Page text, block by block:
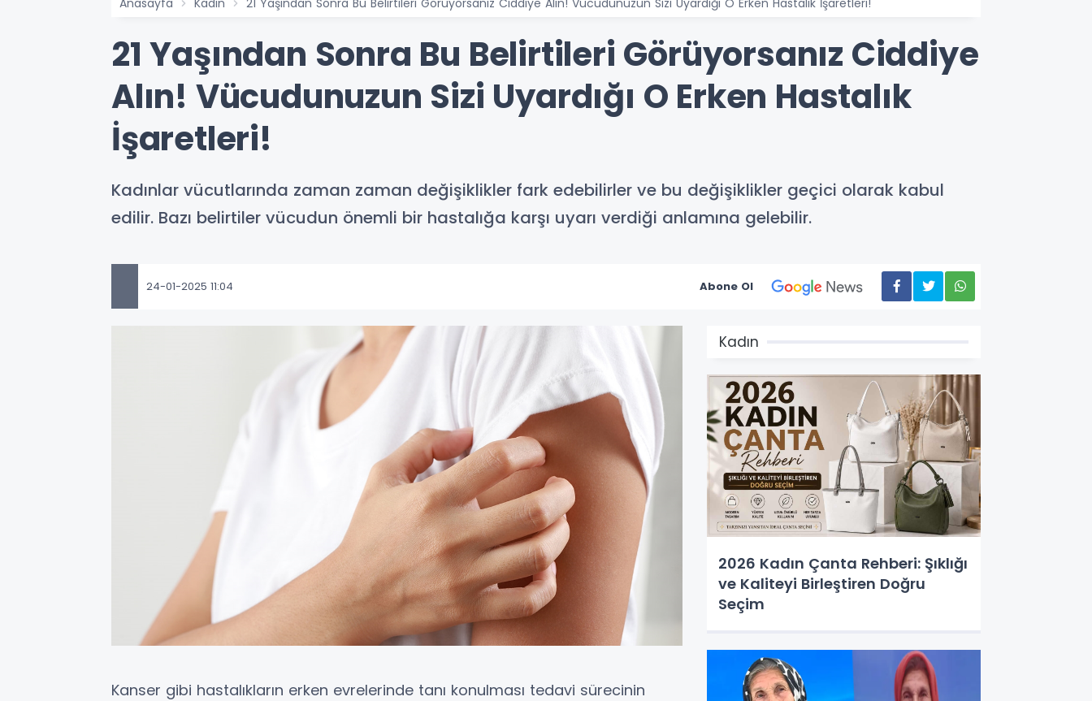
Anasayfa Kadın 21 Yaşından Sonra Bu Belirtileri Görüyorsanız Ciddiye Alın! Vücudunuzun Sizi Uyardığı O Erken Hastalık İşaretleri!
21 Yaşından Sonra Bu Belirtileri Görüyorsanız Ciddiye
Alın! Vücudunuzun Sizi Uyardığı O Erken Hastalık
İşaretleri!
Kadınlar vücutlarında zaman zaman değişiklikler fark edebilirler ve bu değişiklikler geçici olarak kabul
edilir. Bazı belirtiler vücudun önemli bir hastalığa karşı uyarı verdiği anlamına gelebilir.
24-01-2025 11:04 Abone Ol
Kanser gibi hastalıkların erken evrelerinde tanı konulması tedavi sürecinin
Kadın
2026 Kadın Çanta Rehberi: Şıklığı
ve Kaliteyi Birleştiren Doğru
Seçim